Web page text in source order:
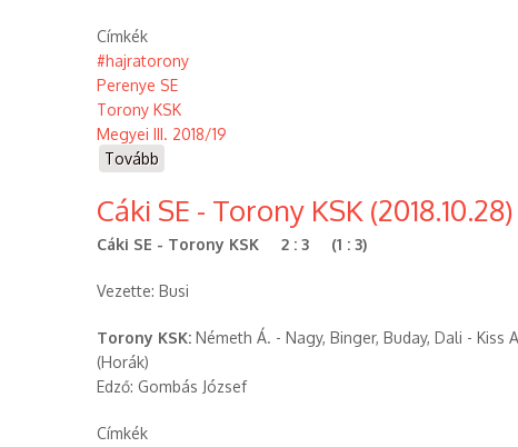
Címkék
#hajratorony
Perenye SE
Torony KSK
Megyei III. 2018/19
Tovább
-
SE
(2018.11.02))
Cáki SE - Torony KSK (2018.10.28)
Cáki SE - Torony KSK 2 : 3 (1 : 3)
Vezette: Busi
Torony KSK: Németh Á. - Nagy, Binger, Buday, Dali - Kiss
(Horák)
Edző: Gombás József
Címkék